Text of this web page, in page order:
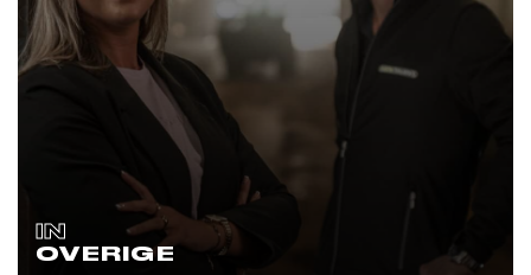
IN
OVERIGE